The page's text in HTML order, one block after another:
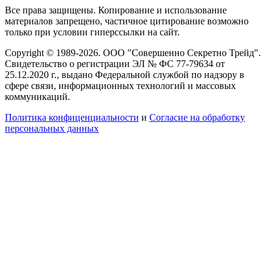
Все права защищены. Копирование и использование
материалов запрещено, частичное цитирование возможно
только при условии гиперссылки на сайт.
Copyright © 1989-2026. ООО "Совершенно Секретно Трейд".
Свидетельство о регистрации ЭЛ № ФС 77-79634 от
25.12.2020 г., выдано Федеральной службой по надзору в
сфере связи, информационных технологий и массовых
коммуникаций.
Политика конфиценциальности и Согласие на обработку
персональных данных